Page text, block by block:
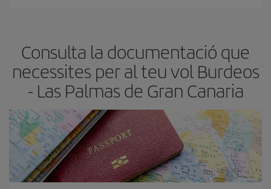
barats et sortiran. A més, si tens flexibilitat amb les dates i els
horaris del viatge, podràstriar el preu més barat.
Consulta la documentació que
necessites per al teu vol Burdeos
- Las Palmas de Gran Canaria